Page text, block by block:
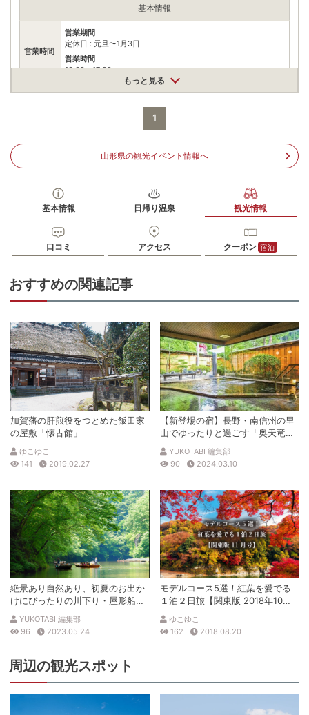
基本情報
営業時間
営業期間
定休日 : 元旦〜1月3日
営業時間
10:00〜17:00
木の葉皿(特大)11250円/込、木の葉皿(大)8470円/込、木の葉皿
アクセス
山形上山ICより車で約3分
かみのやま温泉駅よりJR奥羽本線の山形行きに乗り換え、茂吉
記念館前駅下車より徒歩約20分
電話番号 236725861
※ 掲載情報は変更になる場合があります。最新の内容はご利用前にご自身でお
問合せください。
※ 料金情報は税込・税抜表記が混ざっております。正しい金額はご利用前にご
もっと見る
1
山形県の観光イベント情報へ
基本情報 日帰り温泉 観光情報
口コミ アクセス クーポン 宿泊
おすすめの関連記事
加賀藩の肝煎役をつとめた飯田家
の屋敷「懐古館」
ゆこゆこ
141
2019.02.27
【新登場の宿】長野・南信州の里
山でゆったりと過ごす「奥天竜不
動温泉 佐和屋」。地元の食材も堪
能！
YUKOTABI 編集部
90
2024.03.10
絶景あり自然あり、初夏のお出か
けにぴったりの川下り・屋形船は
いかが？
YUKOTABI 編集部
96
2023.05.24
モデルコース5選！紅葉を愛でる
１泊２日旅【関東版 2018年10・
11月号】
ゆこゆこ
162
2018.08.20
周辺の観光スポット